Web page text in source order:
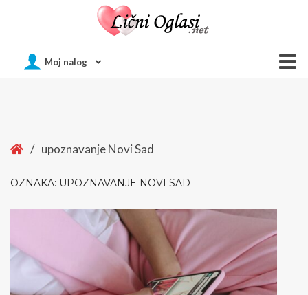
Moj nalog
Home
/ upoznavanje Novi Sad
OZNAKA: UPOZNAVANJE NOVI SAD